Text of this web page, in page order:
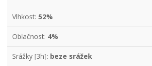
Vlhkost: 52%
Oblačnost: 4%
Srážky [3h]: beze srážek